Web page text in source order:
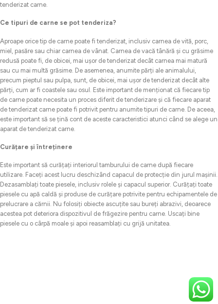
tenderizat carne.
Ce tipuri de carne se pot tenderiza?
Aproape orice tip de carne poate fi tenderizat, inclusiv carnea de vită, porc,
miel, pasăre sau chiar carnea de vânat. Carnea de vacă tânără și cu grăsime
redusă poate fi, de obicei, mai ușor de tenderizat decât carnea mai matură
sau cu mai multă grăsime. De asemenea, anumite părți ale animalului,
precum pieptul sau pulpa, sunt, de obicei, mai ușor de tenderizat decât alte
părți, cum ar fi coastele sau osul. Este important de menționat că fiecare tip
de carne poate necesita un proces diferit de tenderizare și că fiecare aparat
de tenderizat carne poate fi potrivit pentru anumite tipuri de carne. De aceea,
este important să se țină cont de aceste caracteristici atunci când se alege un
aparat de tenderizat carne.
Curățare și întreținere
Este important să curățați interiorul tamburului de carne după fiecare
utilizare. Faceți acest lucru deschizând capacul de protecție din jurul mașinii.
Dezasamblați toate piesele, inclusiv rolele și capacul superior. Curățați toate
piesele cu apă caldă și produse de curățare potrivite pentru echipamentele de
prelucrare a cărnii. Nu folosiți obiecte ascuțite sau bureți abrazivi, deoarece
acestea pot deteriora dispozitivul de frăgezire pentru carne. Uscați bine
piesele cu o cârpă moale și apoi reasamblați cu grijă unitatea.